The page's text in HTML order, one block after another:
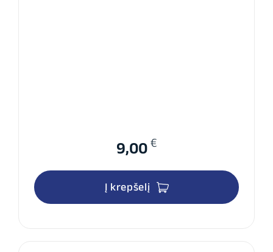
9,00 €
Į krepšelį